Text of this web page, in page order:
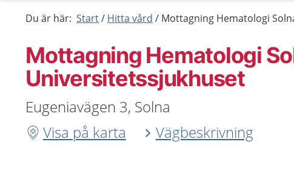
Du är här: Start Hitta vård Mottagning Hematologi
Mottagning Hematologi
Universitetssjukhuset
Eugeniavägen 3, Solna
Visa på karta
Vägbeskrivning